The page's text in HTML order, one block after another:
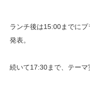
ランチ後は15:00までに
発表。
続いて17:30まで、テーマ